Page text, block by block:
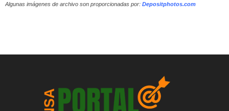
Algunas imágenes de archivo son proporcionadas por: Depositphotos.com